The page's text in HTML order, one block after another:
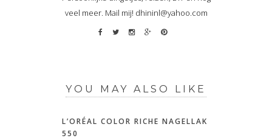
veel meer. Mail mij! dhininl@yahoo.com
YOU MAY ALSO LIKE
L’ORÉAL COLOR RICHE NAGELLAK
550